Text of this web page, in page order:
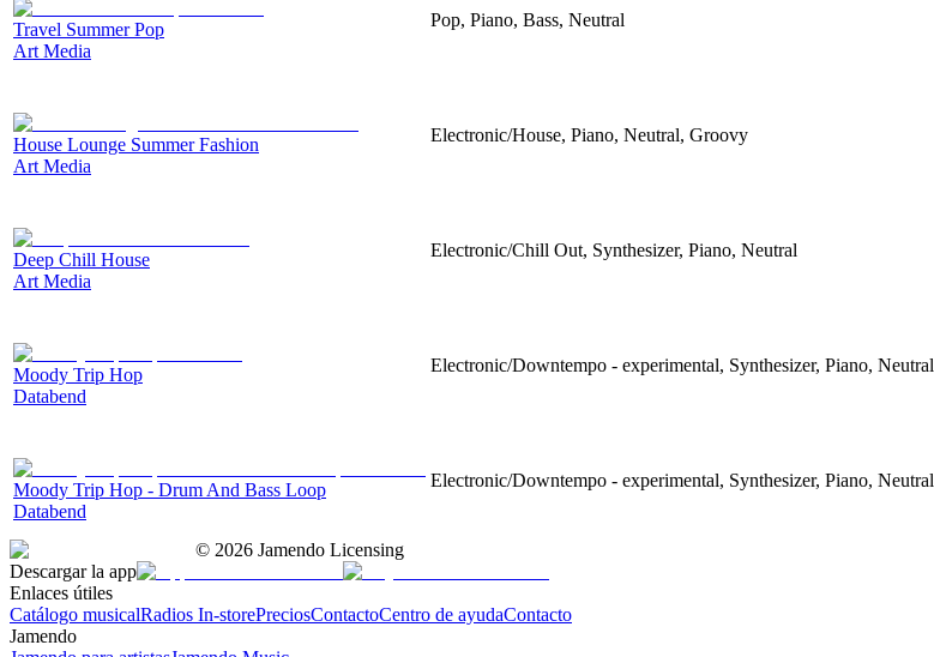
Travel Summer Pop
Art Media
Pop, Piano, Bass, Neutral
House Lounge Summer Fashion
Art Media
Electronic/House, Piano, Neutral, Groovy
Deep Chill House
Art Media
Electronic/Chill Out, Synthesizer, Piano, Neutral
Moody Trip Hop
Databend
Electronic/Downtempo - experimental, Synthesizer, Piano, Neutral
Moody Trip Hop - Drum And Bass Loop
Databend
Electronic/Downtempo - experimental, Synthesizer, Piano, Neutral
© 2026 Jamendo Licensing
Descargar la app
Enlaces útiles
Catálogo musicalRadios In-storePreciosContactoCentro de ayudaContacto
Jamendo